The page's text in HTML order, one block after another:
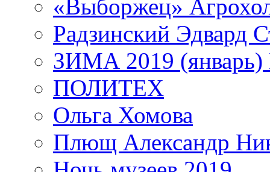
«Выборжец»
Радзинский Эдвард
ЗИМА 2019 (январь)
ПОЛИТЕХ
Ольга Хомова
Плющ Александр